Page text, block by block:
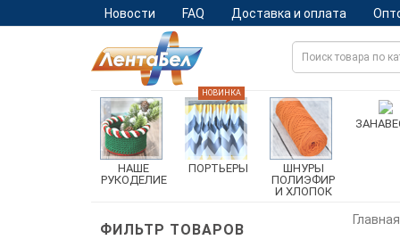
Новости FAQ Доставка и оплата
НАШЕ
РУКОДЕЛИЕ
ПОРТЬЕРЫ
НОВИНКА
ШНУРЫ
ПОЛИЭФИР
И ХЛОПОК
ФИЛЬТР ТОВАРОВ
Главная